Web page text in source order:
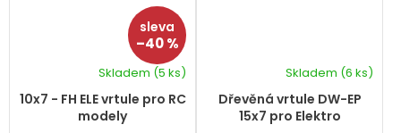
–40 %
10x7 - FH ELE vrtule pro RC
modely
Skladem (5 ks)
Dřevěná vrtule DW-EP
15x7 pro Elektro
Skladem (6 ks)